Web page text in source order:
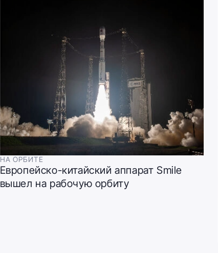
НА ОРБИТЕ
Европейско-китайский аппарат Smile
вышел на рабочую орбиту